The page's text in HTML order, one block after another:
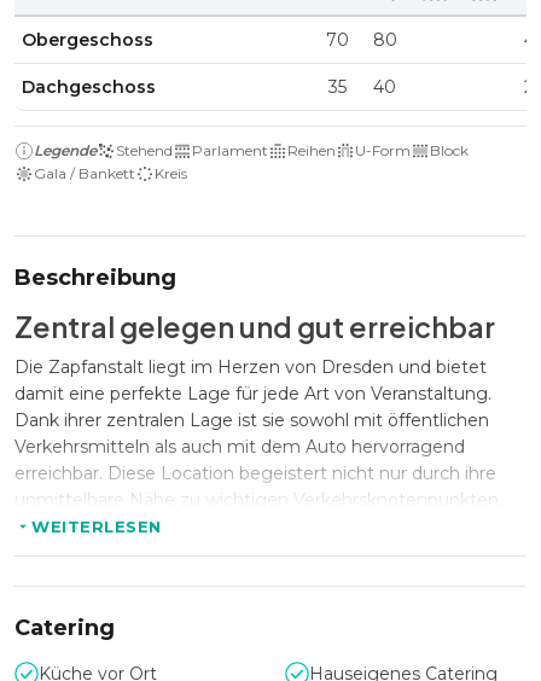
Obergeschoss 70 80
Dachgeschoss 35 40 25
Legende Stehend Parlament Reihen U-Form
Block
Gala / Bankett
Kreis
Beschreibung
Zentral gelegen und gut erreichbar
Die Zapfanstalt liegt im Herzen von Dresden und bietet
damit eine perfekte Lage für jede Art von Veranstaltung.
Dank ihrer zentralen Lage ist sie sowohl mit öffentlichen
Verkehrsmitteln als auch mit dem Auto hervorragend
erreichbar. Diese Location begeistert nicht nur durch ihre
unmittelbare Nähe zu wichtigen Verkehrsknotenpunkten,
sondern auch durch ihre vielfältigen Möglichkeiten für
Unternehmensveranstaltungen und private Feiern.
Flexible Kapazitäten für
verschiedene Anlässe
WEITERLESEN
Catering
Küche vor Ort Hauseigenes Catering